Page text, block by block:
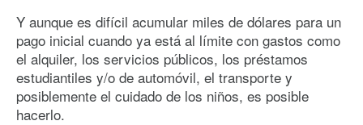
Y aunque es difícil acumular miles de dólares para un
pago inicial cuando ya está al límite con gastos como
el alquiler, los servicios públicos, los préstamos
estudiantiles y/o de automóvil, el transporte y
posiblemente el cuidado de los niños, es posible
hacerlo.